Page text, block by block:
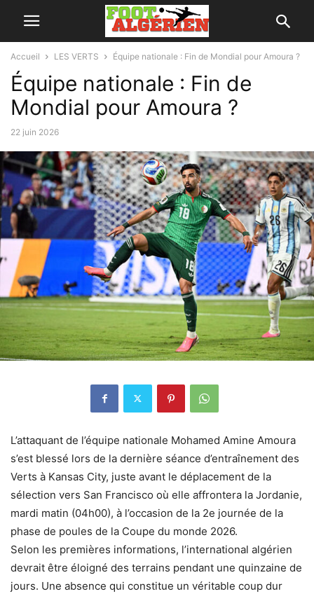
Accueil LES VERTS Équipe nationale : Fin de Mondial pour Amoura ?
Équipe nationale : Fin de
Mondial pour Amoura ?
22 juin 2026
L’attaquant de l’équipe nationale Mohamed Amine Amoura
s’est blessé lors de la dernière séance d’entraînement des
Verts à Kansas City, juste avant le déplacement de la
sélection vers San Francisco où elle affrontera la Jordanie,
mardi matin (04h00), à l’occasion de la 2e journée de la
phase de poules de la Coupe du monde 2026.
Selon les premières informations, l’international algérien
devrait être éloigné des terrains pendant une quinzaine de
jours. Une absence qui constitue un véritable coup dur